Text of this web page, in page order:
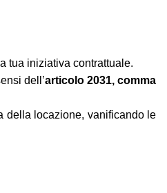
tua iniziativa contrattuale.
dell’articolo 2031, comma
della locazione, vanificando le